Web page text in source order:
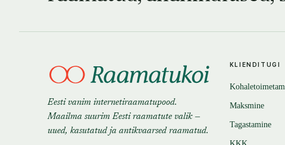
Eesti vanim internetiraamatupood.
Maailma suurim Eesti raamatute valik —
uued, kasutatud ja antikvaarsed raamatud.
KLIENDITUGI
Maksmine
Tagastamine